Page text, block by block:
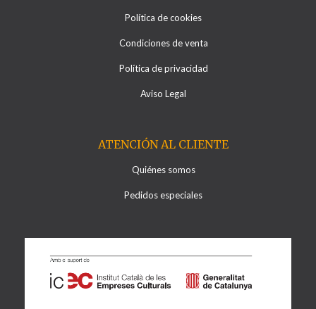
Política de cookies
Condiciones de venta
Política de privacidad
Aviso Legal
ATENCIÓN AL CLIENTE
Quiénes somos
Pedidos especiales